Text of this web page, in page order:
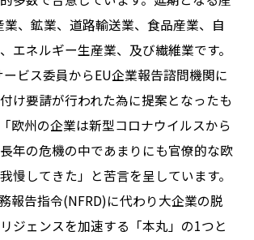
、鉱業、道路輸送業、食品産業、自
エネルギー生産業、及び繊維業です。
ビス委員からEU企業報告諮問機関に
け要請が行われた為に提案となったも
欧州の企業は新型コロナウイルスから
年の危機の中であまりにも官僚的な欧
慢してきた」と苦言を呈しています。
報告指令(NFRD)に代わり大企業の脱
ジェンスを加速する「本丸」の1つと